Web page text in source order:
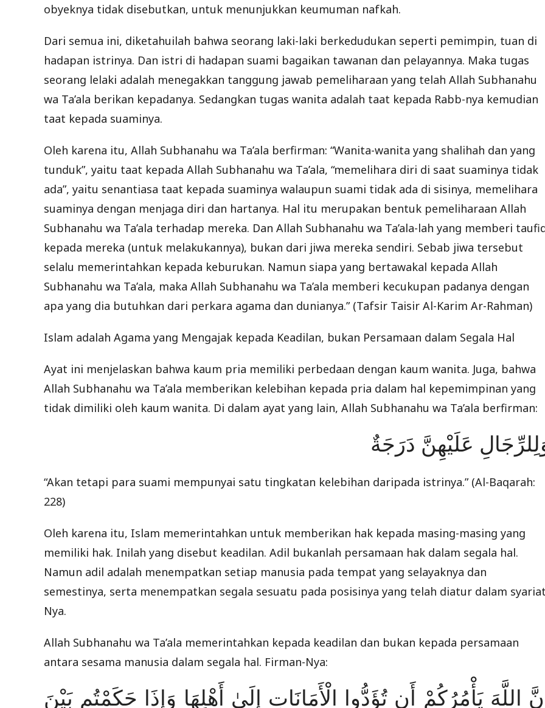
obyeknya tidak disebutkan, untuk menunjukkan keumuman nafkah.
Dari semua ini, diketahuilah bahwa seorang laki-laki berkedudukan seperti pemimpin, tuan di
hadapan istrinya. Dan istri di hadapan suami bagaikan tawanan dan pelayannya. Maka tugas
seorang lelaki adalah menegakkan tanggung jawab pemeliharaan yang telah Allah Subhanahu
wa Ta’ala berikan kepadanya. Sedangkan tugas wanita adalah taat kepada Rabb-nya kemudian
taat kepada suaminya.
Oleh karena itu, Allah Subhanahu wa Ta’ala berfirman: “Wanita-wanita yang shalihah dan yang
tunduk”, yaitu taat kepada Allah Subhanahu wa Ta’ala, “memelihara diri di saat suaminya tidak
ada”, yaitu senantiasa taat kepada suaminya walaupun suami tidak ada di sisinya, memelihara
suaminya dengan menjaga diri dan hartanya. Hal itu merupakan bentuk pemeliharaan Allah
Subhanahu wa Ta’ala terhadap mereka. Dan Allah Subhanahu wa Ta’ala-lah yang memberi
kepada mereka (untuk melakukannya), bukan dari jiwa mereka sendiri. Sebab jiwa tersebut
selalu memerintahkan kepada keburukan. Namun siapa yang bertawakal kepada Allah
Subhanahu wa Ta’ala, maka Allah Subhanahu wa Ta’ala memberi kecukupan padanya dengan
apa yang dia butuhkan dari perkara agama dan dunianya.” (Tafsir Taisir Al-Karim Ar-Rahman)
Islam adalah Agama yang Mengajak kepada Keadilan, bukan Persamaan dalam Segala Hal
Ayat ini menjelaskan bahwa kaum pria memiliki perbedaan dengan kaum wanita. Juga, bahwa
Allah Subhanahu wa Ta’ala memberikan kelebihan kepada pria dalam hal kepemimpinan yang
tidak dimiliki oleh kaum wanita. Di dalam ayat yang lain, Allah Subhanahu wa Ta’ala berfirman:
عَلَيْهِنَّ دَرَجَةٌ
“Akan tetapi para suami mempunyai satu tingkatan kelebihan daripada istrinya.” (Al-Baqarah:
228)
Oleh karena itu, Islam memerintahkan untuk memberikan hak kepada masing-masing yang
memiliki hak. Inilah yang disebut keadilan. Adil bukanlah persamaan hak dalam segala hal.
Namun adil adalah menempatkan setiap manusia pada tempat yang selayaknya dan
semestinya, serta menempatkan segala sesuatu pada posisinya yang telah diatur dalam
Nya.
Allah Subhanahu wa Ta’ala memerintahkan kepada keadilan dan bukan kepada persamaan
antara sesama manusia dalam segala hal. Firman-Nya:
اللَّهَ يَأْمُرُكُمْ أَن تُؤَدُّوا الْأَمَانَاتِ إِلَىٰ أَهْلِهَا وَإِذَا حَكَمْتُم بَيْنَ